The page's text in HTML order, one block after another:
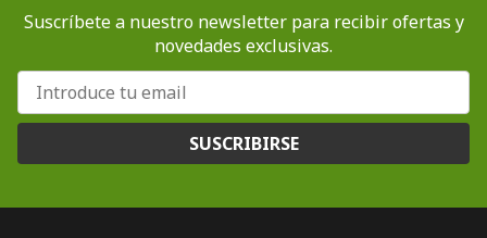
Suscríbete a nuestro newsletter para recibir ofertas y
novedades exclusivas.
SUSCRIBIRSE